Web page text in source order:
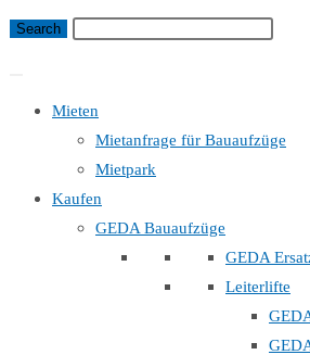
Mieten
Mietanfrage für Bauaufzüge
Mietpark
Kaufen
GEDA Bauaufzüge
GEDA
Leiterlifte